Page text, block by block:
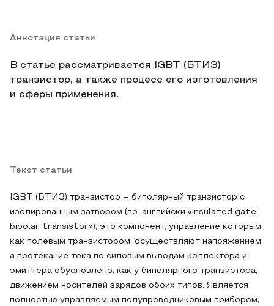
Аннотация статьи
В статье рассматривается IGBT (БТИЗ)
транзистор, а также процесс его изготовления
и сферы применения.
Текст статьи
IGBT (БТИЗ) транзистор – биполярный транзистор с
изолированным затвором (по-английски «insulated gate
bipolar transistor»), это компонент, управление которым,
как полевым транзистором, осуществляют напряжением,
а протекание тока по силовым выводам коллектора и
эмиттера обусловлено, как у биполярного транзистора,
движением носителей зарядов обоих типов. Является
полностью управляемым полупроводниковым прибором,